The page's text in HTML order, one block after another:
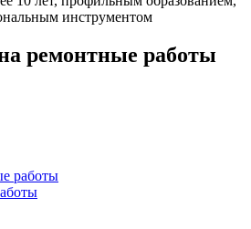
инструментом
ремонтные работы
работы